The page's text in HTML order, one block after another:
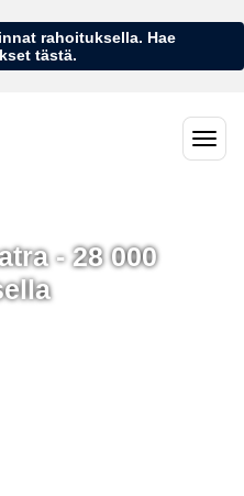
rahoituksella. Hae
tästä.
- 28 000